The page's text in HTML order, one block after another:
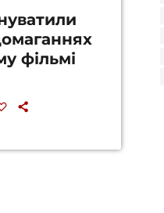
фільмі